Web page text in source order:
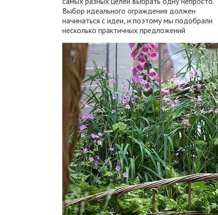
Выбор идеального ограждения должен
начинаться с идеи, и поэтому мы подобрали
несколько практичных предложений